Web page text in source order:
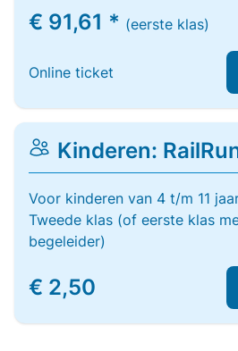
€ 91,61 * (eerste klas)
Online ticket
Kinderen:
Voor kinderen van 4 t/m 11
Tweede klas (of eerste klas
begeleider)
€ 2,50